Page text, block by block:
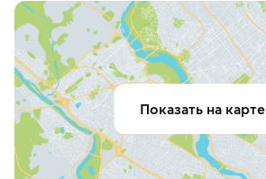
Показать на карте